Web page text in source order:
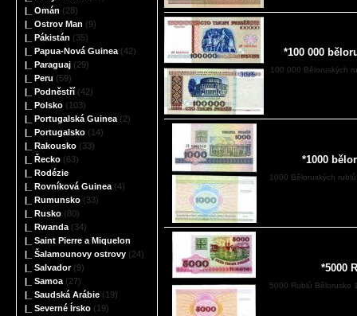
|_ Omán (28)
|_ Ostrov Man (9)
|_ Pákistán (35)
|_ Papua-Nová Guinea (42)
|_ Paraguaj (29)
|_ Peru (59)
|_ Podněstří (42)
|_ Polsko (103)
|_ Portugalská Guinea (2)
|_ Portugalsko (14)
|_ Rakousko (33)
|_ Řecko (63)
|_ Rodézie
|_ Rovníková Guinea (4)
|_ Rumunsko (33)
|_ Rusko (80)
|_ Rwanda (34)
|_ Saint Pierre a Miquelon
|_ Šalamounovy ostrovy (24)
|_ Salvador(9)
|_ Samoa (27)
|_ Saudská Arábie (19)
|_ Severné Írsko (19)
*100 000
100 000 Běloruských
*1000
1000 Běloruských
*5000
5000 Rublů Bělorusko